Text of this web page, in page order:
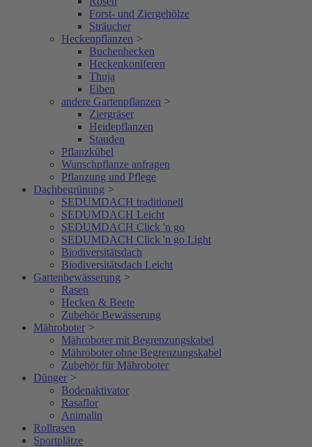
Forst- und Ziergehölze
Sträucher
Heckenpflanzen >
Buchenhecken
Heckenkoniferen
Thuja
Eiben
andere Gartenpflanzen >
Ziergräser
Heidepflanzen
Stauden
Pflanzkübel
Wunschpflanze anfragen
Pflanzung und Pflege
Dachbegrünung >
SEDUMDACH traditionell
SEDUMDACH Leicht
SEDUMDACH Click 'n go
SEDUMDACH Click 'n go Light
Biodiversitätsdach
Biodiversitätsdach Leicht
Gartenbewässerung >
Rasen
Hecken & Beete
Zubehör Bewässerung
Mähroboter >
Mähroboter mit Begrenzungskabel
Mähroboter ohne Begrenzungskabel
Zubehör für Mähroboter
Dünger >
Bodenaktivator
Rasaflor
Animalin
Rollrasen
Sportplätze